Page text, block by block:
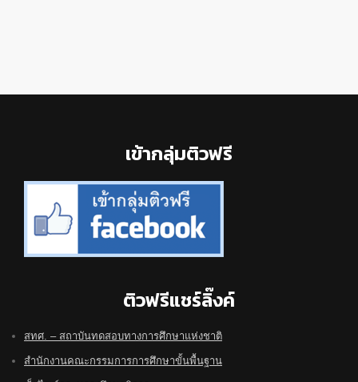
เข้ากลุ่มติวฟรี
ติวฟรีแชร์ลิ๊งค์
สทศ. – สถาบันทดสอบทางการศึกษาแห่งชาติ
สำนักงานคณะกรรมการการศึกษาขั้นพื้นฐาน